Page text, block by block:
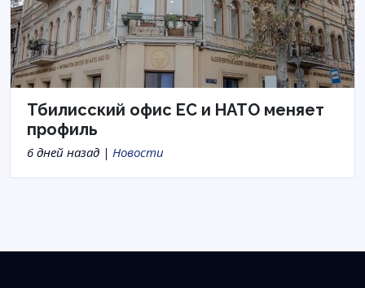
Тбилисский офис ЕС и НАТО меняет
профиль
6 дней назад | Новости